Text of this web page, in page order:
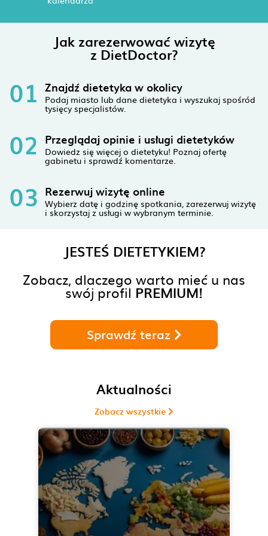
Jak zarezerwować wizytę
z DietDoctor?
01 Znajdź dietetyka w okolicy
Podaj miasto lub dane dietetyka i wyszukaj spośród
tysięcy specjalistów.
02 Przeglądaj opinie i usługi dietetyków
Dowiedz się więcej o dietetyku! Poznaj ofertę
gabinetu i sprawdź komentarze.
03 Rezerwuj wizytę online
Wybierz datę i godzinę spotkania, zarezerwuj wizytę
i skorzystaj z usługi w wybranym terminie.
JESTEŚ DIETETYKIEM?
Zobacz, dlaczego warto mieć u nas
swój profil PREMIUM!
Sprawdź teraz
Aktualności
Zobacz wszystkie